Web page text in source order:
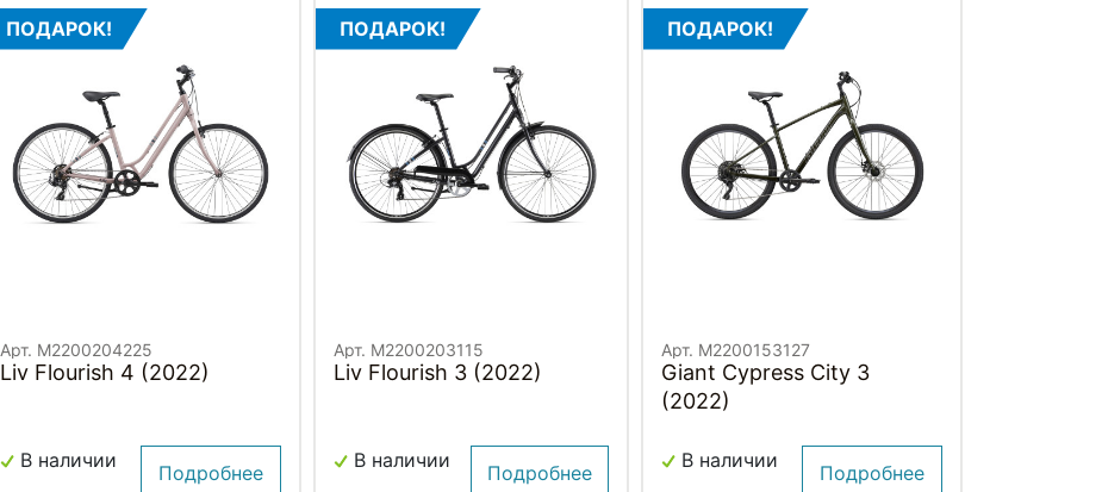
ПОДАРОК!
Арт. M2200204225
Liv Flourish 4 (2022)
В наличии
Подробнее
ПОДАРОК!
Арт. M2200203115
Liv Flourish 3 (2022)
В наличии
Подробнее
ПОДАРОК!
Арт. M2200153127
Giant Cypress City 3
(2022)
В наличии
Подробнее